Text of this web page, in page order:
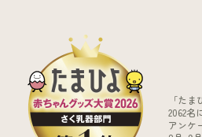
「た
2062名
アンケ